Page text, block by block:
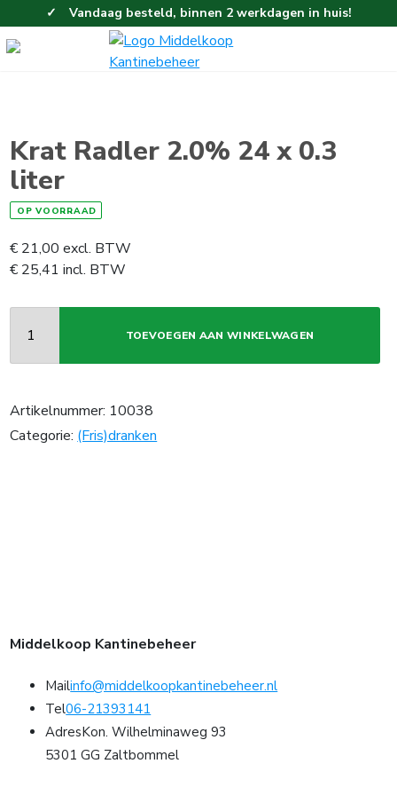
Vandaag besteld, binnen 2 werkdagen in huis!
Eenvoudig en gemakkelijk bestellen!
Gratis thuisbezorgd vanaf 100,-!
Krat Radler 2.0% 24 x 0.3
liter
OP VOORRAAD
€ 21,00 excl. BTW
€ 25,41 incl. BTW
TOEVOEGEN AAN WINKELWAGEN
Artikelnummer: 10038
Categorie: (Fris)dranken
Middelkoop Kantinebeheer
Mailinfo@middelkoopkantinebeheer.nl
Tel06-21393141
AdresKon. Wilhelminaweg 93
5301 GG Zaltbommel